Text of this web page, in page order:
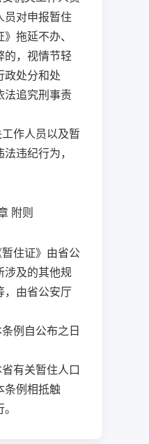
员对申报暂住
拖延不办、
的，视情节轻
政处分和处
法追究刑事责
作人员以及暂
违纪行为，
附则
住证》由省公
涉及的其他规
，由省公安厅
例自公布之日
有关暂住人口
条例相抵触